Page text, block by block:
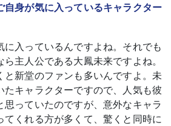
自身が気に入っているキャラクター
入っているんですよね。それでも
主人公である大鳳未来ですよね。
と新堂のファンも多いんですよ。未
たキャラクターですので、人気も彼
っていたのですが、意外なキャラ
てくれる方が多くて、驚くと同時に